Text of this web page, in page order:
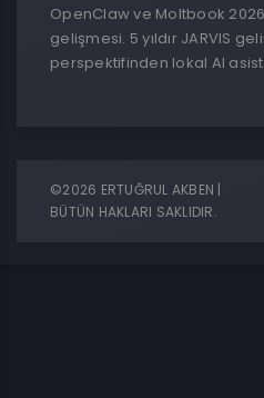
OpenClaw ve Moltbook
gelişmesi. 5 yıldır JARVIS
perspektifinden lokal AI
©2026 ERTUĞRUL AKBEN |
BÜTÜN HAKLARI SAKLIDIR.